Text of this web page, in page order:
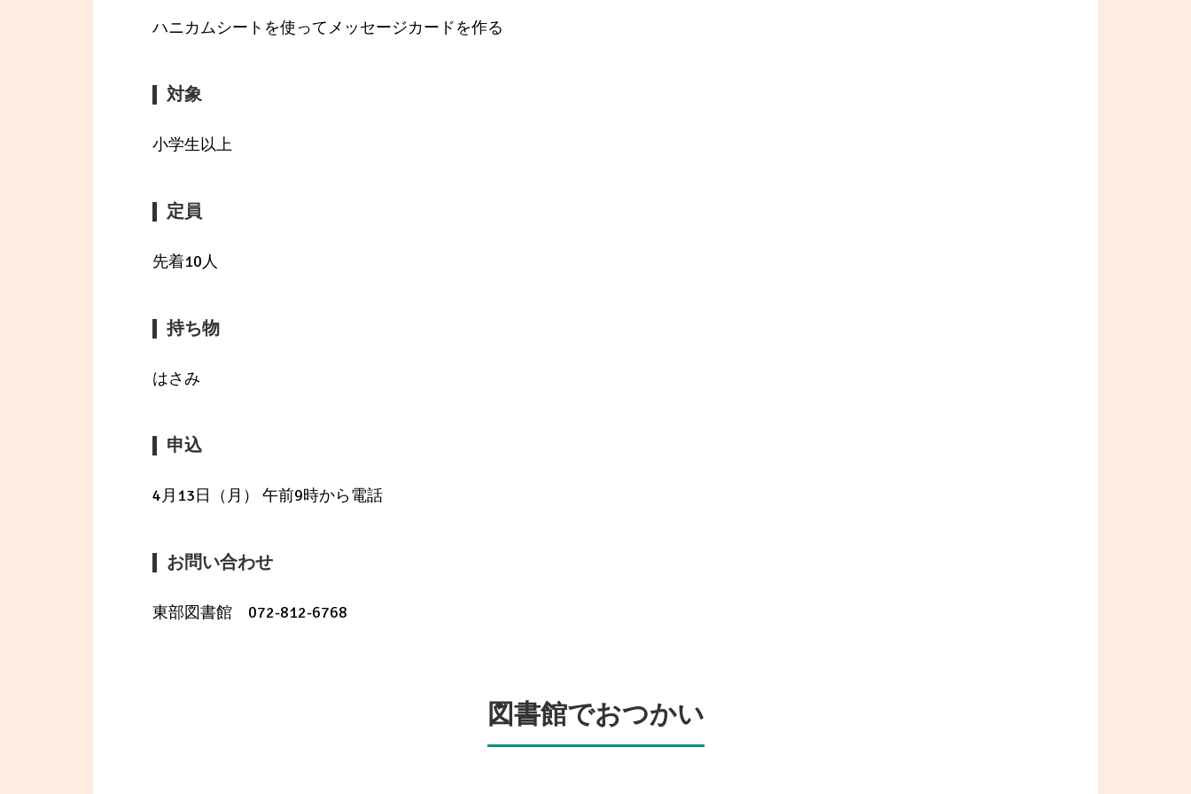
ハニカムシートを使ってメッセージカードを作る
対象
小学生以上
定員
先着10人
持ち物
はさみ
申込
4月13日（月） 午前9時から電話
お問い合わせ
東部図書館 072-812-6768
図書館でおつかい